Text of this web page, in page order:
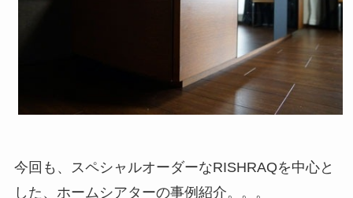
今回も、スペシャルオーダーなRISHRAQを中心と
した、ホームシアターの事例紹介。。。